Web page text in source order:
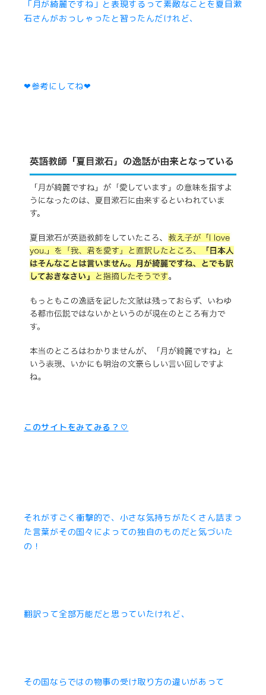
「月が綺麗ですね」と表現するって素敵なことを夏目漱
石さんがおっしゃったと習ったんだけれど、
❤︎参考にしてね❤︎
このサイトをみてみる？♡
それがすごく衝撃的で、小さな気持ちがたくさん詰まっ
た言葉がその国々によっての独自のものだと気づいた
の！
翻訳って全部万能だと思っていたけれど、
その国ならではの物事の受け取り方の違いがあって